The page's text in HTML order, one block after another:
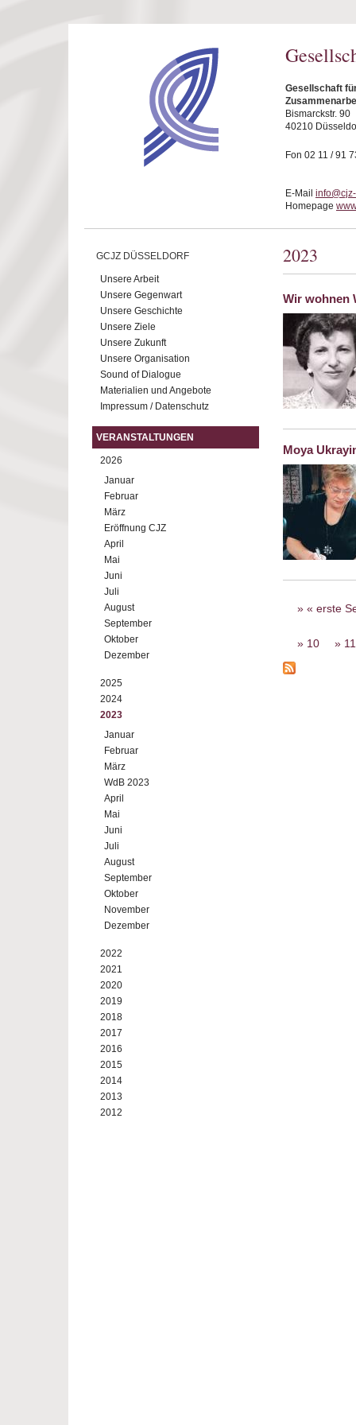
Gesellschaft
Bismarckstr. 90
40210
Fon 02 11 / 91
E-Mail
Homepage
GCJZ DÜSSELDORF
Unsere Arbeit
Unsere Gegenwart
Unsere Geschichte
Unsere Ziele
Unsere Zukunft
Unsere Organisation
Sound of Dialogue
Materialien und Angebote
Impressum / Datenschutz
VERANSTALTUNGEN
2026
Januar
Februar
März
Eröffnung CJZ
April
Mai
Juni
Juli
August
September
Oktober
Dezember
2025
2024
2023
Januar
Februar
März
WdB 2023
April
Mai
Juni
Juli
August
September
Oktober
November
Dezember
2022
2021
2020
2019
2018
2017
2016
2015
2014
2013
2012
2023
Wir wohnen
Moya
Seiten
« erste
10 11